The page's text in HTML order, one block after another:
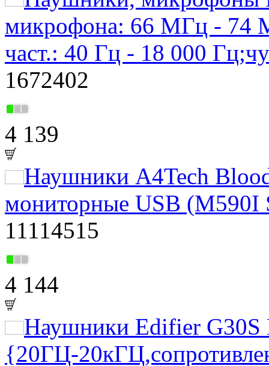
микрофона: 66 МГц - 74
част.: 40 Гц - 18 000
1672402
4 139
Наушники A4Tech
мониторные USB (M590I
11114515
4 144
Наушники Edifier G30S
{20ГЦ-